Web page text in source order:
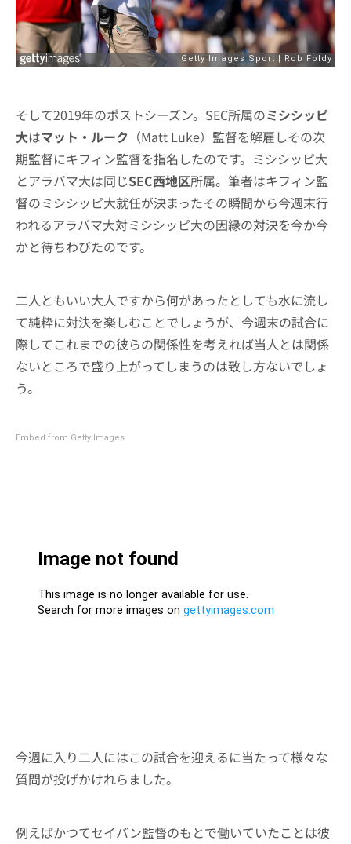
そして2019年のポストシーズン。SEC所属のミシシッピ
大はマット・ルーク （Matt Luke）監督を解雇しその次
期監督にキフィン監督を指名したのです。ミシシッピ大
とアラバマ大は同じSEC西地区所属。筆者はキフィン監
督のミシシッピ大就任が決まったその瞬間から今週末行
われるアラバマ大対ミシシッピ大の因縁の対決を今か今
かと待ちわびたのです。
二人ともいい大人ですから何があったとしても水に流し
て純粋に対決を楽しむことでしょうが、今週末の試合に
際してこれまでの彼らの関係性を考えれば当人とは関係
ないところで盛り上がってしまうのは致し方ないでしょ
う。
Embed from Getty Images
今週に入り二人にはこの試合を迎えるに当たって様々な
質問が投げかけれらました。
例えばかつてセイバン監督のもとで働いていたことは彼